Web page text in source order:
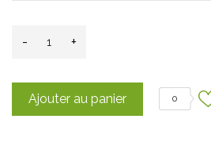
- +
Ajouter au panier 0